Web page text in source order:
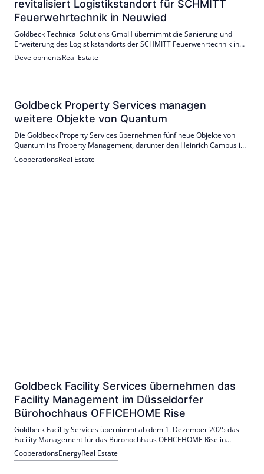
revitalisiert Logistikstandort für SCHMITT
Feuerwehrtechnik in Neuwied
Goldbeck Technical Solutions GmbH übernimmt die Sanierung und
Erweiterung des Logistikstandorts der SCHMITT Feuerwehrtechnik in
Neuwied. Der symbolische Spatenstich fand am 9. Februar 2026 statt,
und die Fertigstellung ist für das erste Quartal 2027 geplant.
DevelopmentsReal Estate
Goldbeck Property Services managen
weitere Objekte von Quantum
Die Goldbeck Property Services übernehmen fünf neue Objekte von
Quantum ins Property Management, darunter den Heinrich Campus in
Düsseldorf. Jan Majer-Leonhard betont die Fortführung der
Zusammenarbeit mit Quantum.
CooperationsReal Estate
Goldbeck Facility Services übernehmen das
Facility Management im Düsseldorfer
Bürohochhaus OFFICEHOME Rise
Goldbeck Facility Services übernimmt ab dem 1. Dezember 2025 das
Facility Management für das Bürohochhaus OFFICEHOME Rise in
Düsseldorf. Das Gebäude bietet moderne Gebäudetechnik auf 17
Etagen und erfüllt hohe Energie- und Nachhaltigkeitsstandards.
CooperationsEnergyReal Estate